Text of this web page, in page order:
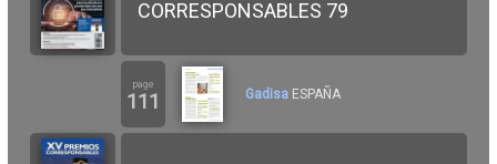
CORRESPONSABLES 79
page
111 Gadisa ESPAÑA